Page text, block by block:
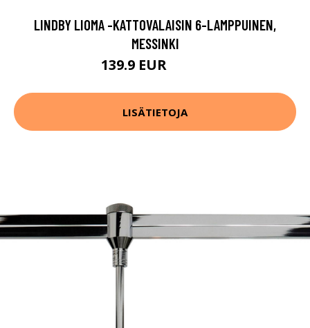
LINDBY LIOMA -KATTOVALAISIN 6-LAMPPUINEN,
MESSINKI
139.9 EUR
LISÄTIETOJA